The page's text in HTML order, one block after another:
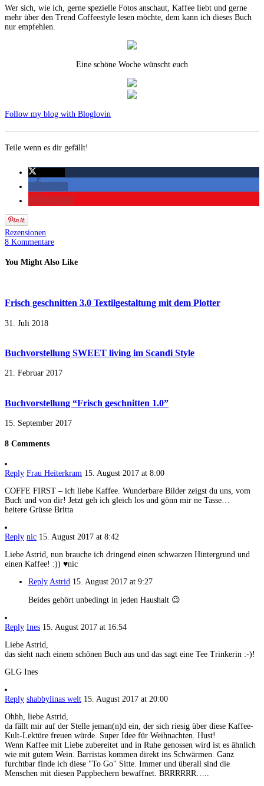
Wer sich, wie ich, gerne spezielle Fotos anschaut, Kaffee liebt und gerne
mehr über den Trend Coffeestyle lesen möchte, dem kann ich dieses Buch
nur empfehlen.
Eine schöne Woche wünscht euch
Follow my blog with Bloglovin
Teile wenn es dir gefällt!
Rezensionen
8 Kommentare
You Might Also Like
Frisch geschnitten 3.0 Textilgestaltung mit dem Plotter
31. Juli 2018
Buchvorstellung SWEET living im Scandi Style
21. Februar 2017
Buchvorstellung “Frisch geschnitten 1.0”
15. September 2017
8 Comments
Reply Frau Heiterkram 15. August 2017 at 8:00
COFFE FIRST – ich liebe Kaffee. Wunderbare Bilder zeigst du uns, vom
Buch und von dir! Jetzt geh ich gleich los und gönn mir ne Tasse…
heitere Grüsse Britta
Reply nic 15. August 2017 at 8:42
Liebe Astrid, nun brauche ich dringend einen schwarzen Hintergrund und
einen Kaffee! :)) ♥nic
Reply Astrid 15. August 2017 at 9:27
Beides gehört unbedingt in jeden Haushalt 😉
Reply Ines 15. August 2017 at 16:54
Liebe Astrid,
das sieht nach einem schönen Buch aus und das sagt eine Tee Trinkerin :-)!
GLG Ines
Reply shabbylinas welt 15. August 2017 at 20:00
Ohhh, liebe Astrid,
da fällt mir auf der Stelle jeman(n)d ein, der sich riesig über diese Kaffee-
Kult-Lektüre freuen würde. Super Idee für Weihnachten. Hust!
Wenn Kaffee mit Liebe zubereitet und in Ruhe genossen wird ist es ähnlich
wie mit gutem Wein. Barristas kommen direkt ins Schwärmen. Ganz
furchtbar finde ich diese "To Go" Sitte. Immer und überall sind die
Menschen mit diesen Pappbechern bewaffnet. BRRRRRR…..